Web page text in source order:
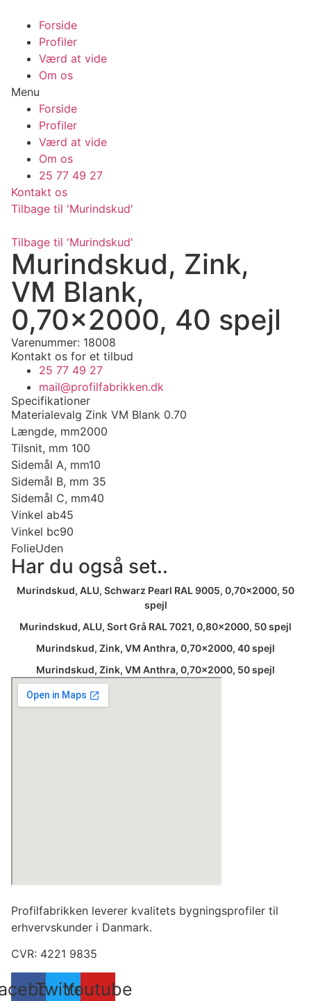
indhold
Forside
Profiler
Værd at vide
Om os
Menu
Forside
Profiler
Værd at vide
Om os
25 77 49 27
Kontakt os
Tilbage til 'Murindskud'
Tilbage til 'Murindskud'
Murindskud, Zink,
VM Blank,
0,70×2000, 40 spejl
Varenummer: 18008
Kontakt os for et tilbud
25 77 49 27
mail@profilfabrikken.dk
Specifikationer
Materialevalg Zink VM Blank 0.70
Længde, mm2000
Tilsnit, mm 100
Sidemål A, mm10
Sidemål B, mm 35
Sidemål C, mm40
Vinkel ab45
Vinkel bc90
FolieUden
Har du også set..
Murindskud, ALU, Schwarz Pearl RAL 9005, 0,70×2000, 50
spejl
Murindskud, ALU, Sort Grå RAL 7021, 0,80×2000, 50 spejl
Murindskud, Zink, VM Anthra, 0,70×2000, 40 spejl
Murindskud, Zink, VM Anthra, 0,70×2000, 50 spejl
Profilfabrikken leverer kvalitets bygningsprofiler til
erhvervskunder i Danmark.
CVR: 4221 9835
TwitterYoutube